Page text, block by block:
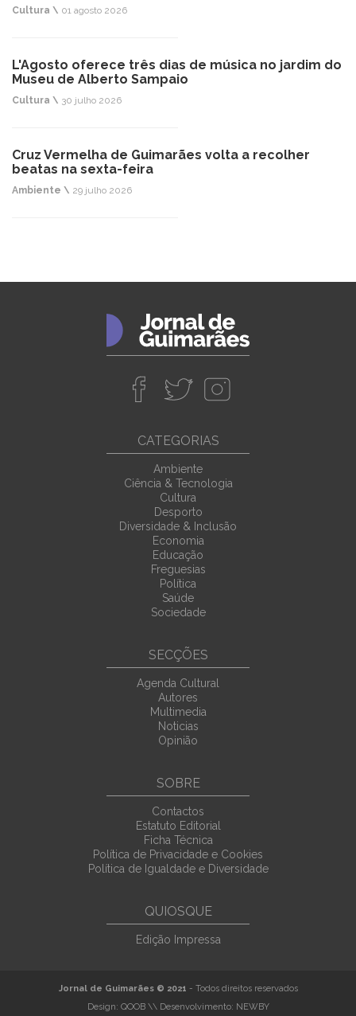
Cultura \ 01 agosto 2026
L'Agosto oferece três dias de música no jardim do
Museu de Alberto Sampaio
Cultura \ 30 julho 2026
Cruz Vermelha de Guimarães volta a recolher
beatas na sexta-feira
Ambiente \ 29 julho 2026
CATEGORIAS
Ambiente
Ciência & Tecnologia
Cultura
Desporto
Diversidade & Inclusão
Economia
Educação
Freguesias
Política
Saúde
Sociedade
SECÇÕES
Agenda Cultural
Autores
Multimedia
Noticias
Opinião
SOBRE
Contactos
Estatuto Editorial
Ficha Técnica
Política de Privacidade e Cookies
Política de Igualdade e Diversidade
QUIOSQUE
Edição Impressa
Jornal de Guimarães © 2021 - Todos direitos reservados
Design: QOOB\\ Desenvolvimento: NEWBY